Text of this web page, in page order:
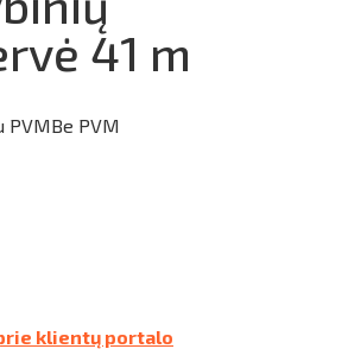
41 m
PVMBe PVM
klientų portalo